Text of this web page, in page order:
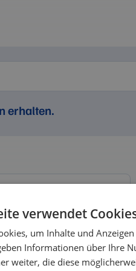
erhalten.
verwendet
um Inhalte und
Informationen über Ihre
weiter, die diese